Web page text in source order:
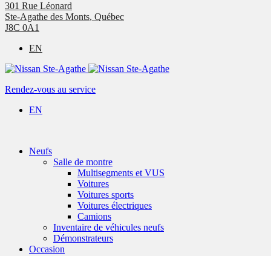
301 Rue Léonard
Ste-Agathe des Monts, Québec
J8C 0A1
EN
Rendez-vous au service
EN
Neufs
Salle de montre
Multisegments et VUS
Voitures
Voitures sports
Voitures électriques
Camions
Inventaire de véhicules neufs
Démonstrateurs
Occasion